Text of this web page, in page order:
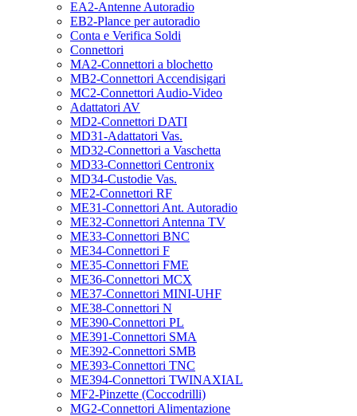
EA2-Antenne Autoradio
EB2-Plance per autoradio
Conta e Verifica Soldi
Connettori
MA2-Connettori a blochetto
MB2-Connettori Accendisigari
MC2-Connettori Audio-Video
Adattatori AV
MD2-Connettori DATI
MD31-Adattatori Vas.
MD32-Connettori a Vaschetta
MD33-Connettori Centronix
MD34-Custodie Vas.
ME2-Connettori RF
ME31-Connettori Ant. Autoradio
ME32-Connettori Antenna TV
ME33-Connettori BNC
ME34-Connettori F
ME35-Connettori FME
ME36-Connettori MCX
ME37-Connettori MINI-UHF
ME38-Connettori N
ME390-Connettori PL
ME391-Connettori SMA
ME392-Connettori SMB
ME393-Connettori TNC
ME394-Connettori TWINAXIAL
MF2-Pinzette (Coccodrilli)
MG2-Connettori Alimentazione